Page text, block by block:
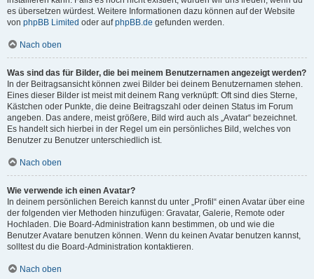
es übersetzen würdest. Weitere Informationen dazu können auf der Website
von phpBB Limited oder aufphpBB.de gefunden werden.
Nach oben
Was sind das für Bilder, die bei meinem Benutzernamen angezeigt werden?
In der Beitragsansicht können zwei Bilder bei deinem Benutzernamen stehen.
Eines dieser Bilder ist meist mit deinem Rang verknüpft: Oft sind dies Sterne,
Kästchen oder Punkte, die deine Beitragszahl oder deinen Status im Forum
angeben. Das andere, meist größere, Bild wird auch als „Avatar“ bezeichnet.
Es handelt sich hierbei in der Regel um ein persönliches Bild, welches von
Benutzer zu Benutzer unterschiedlich ist.
Nach oben
Wie verwende ich einen Avatar?
In deinem persönlichen Bereich kannst du unter „Profil“ einen Avatar über eine
der folgenden vier Methoden hinzufügen: Gravatar, Galerie, Remote oder
Hochladen. Die Board-Administration kann bestimmen, ob und wie die
Benutzer Avatare benutzen können. Wenn du keinen Avatar benutzen kannst,
solltest du die Board-Administration kontaktieren.
Nach oben